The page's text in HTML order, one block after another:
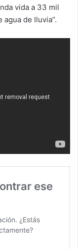
vida a 33 mil
de lluvia”.